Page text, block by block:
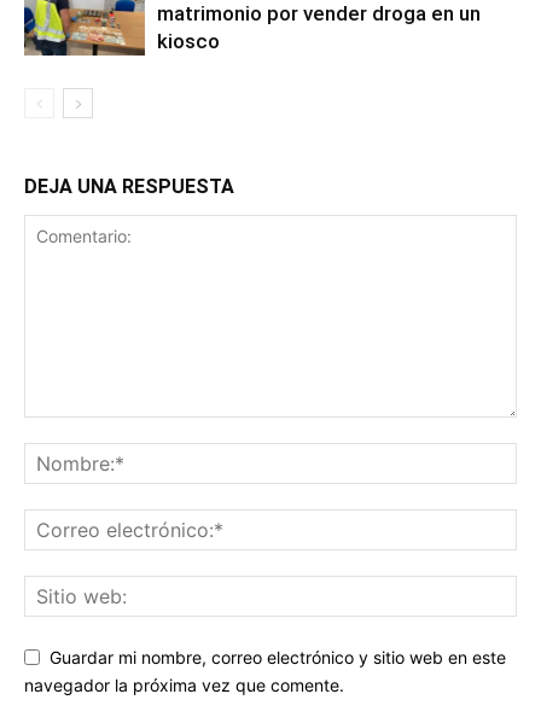
matrimonio por vender droga en un
kiosco
DEJA UNA RESPUESTA
Guardar mi nombre, correo electrónico y sitio web en este
navegador la próxima vez que comente.